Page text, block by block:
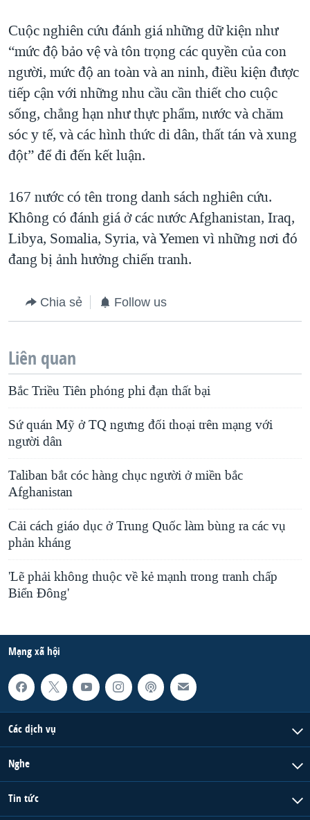
Cuộc nghiên cứu đánh giá những dữ kiện như
“mức độ bảo vệ và tôn trọng các quyền của con
người, mức độ an toàn và an ninh, điều kiện được
tiếp cận với những nhu cầu cần thiết cho cuộc
sống, chẳng hạn như thực phẩm, nước và chăm
sóc y tế, và các hình thức di dân, thất tán và xung
đột” để đi đến kết luận.
167 nước có tên trong danh sách nghiên cứu.
Không có đánh giá ở các nước Afghanistan, Iraq,
Libya, Somalia, Syria, và Yemen vì những nơi đó
đang bị ảnh hưởng chiến tranh.
Chia sẻ Follow us
Liên quan
Bắc Triều Tiên phóng phi đạn thất bại
Sứ quán Mỹ ở TQ ngưng đối thoại trên mạng với
người dân
Taliban bắt cóc hàng chục người ở miền bắc
Afghanistan
Cải cách giáo dục ở Trung Quốc làm bùng ra các vụ
phản kháng
'Lẽ phải không thuộc về kẻ mạnh trong tranh chấp
Biển Đông'
Mạng xã hội
Các dịch vụ
Nghe
Tin tức